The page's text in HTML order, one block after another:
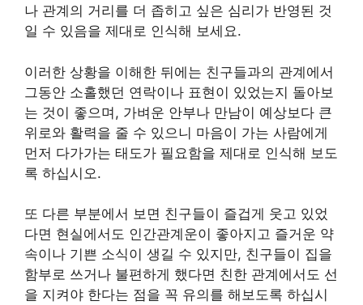
나 관계의 거리를 더 좁히고 싶은 심리가 반영된 것
일 수 있음을 제대로 인식해 보세요.
이러한 상황을 이해한 뒤에는 친구들과의 관계에서
그동안 소홀했던 연락이나 표현이 있었는지 돌아보
는 것이 좋으며, 가벼운 안부나 만남이 예상보다 큰
위로와 활력을 줄 수 있으니 마음이 가는 사람에게
먼저 다가가는 태도가 필요함을 제대로 인식해 보도
록 하십시오.
또 다른 부분에서 보면 친구들이 즐겁게 웃고 있었
다면 현실에서도 인간관계운이 좋아지고 즐거운 약
속이나 기쁜 소식이 생길 수 있지만, 친구들이 집을
함부로 쓰거나 불편하게 했다면 친한 관계에서도 선
을 지켜야 한다는 점을 꼭 유의를 해보도록 하십시